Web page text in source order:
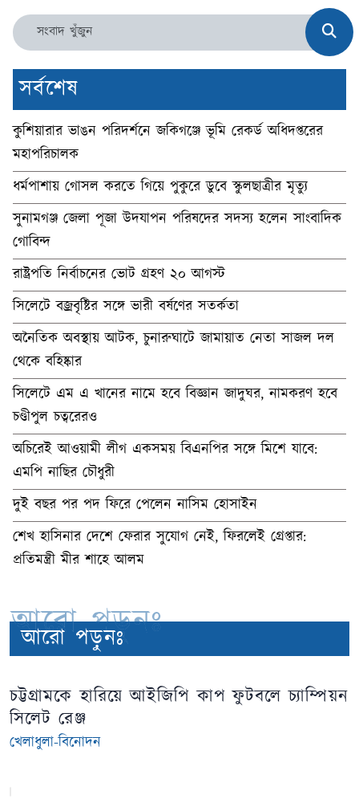
সর্বশেষ
কুশিয়ারার ভাঙন পরিদর্শনে জকিগঞ্জে ভূমি রেকর্ড অধিদপ্তরের
মহাপরিচালক
ধর্মপাশায় গোসল করতে গিয়ে পুকুরে ডুবে স্কুলছাত্রীর মৃত্যু
সুনামগঞ্জ জেলা পূজা উদযাপন পরিষদের সদস্য হলেন সাংবাদিক
গোবিন্দ
রাষ্ট্রপতি নির্বাচনের ভোট গ্রহণ ২০ আগস্ট
সিলেটে বজ্রবৃষ্টির সঙ্গে ভারী বর্ষণের সতর্কতা
অনৈতিক অবস্থায় আটক, চুনারুঘাটে জামায়াত নেতা সাজল দল
থেকে বহিষ্কার
সিলেটে এম এ খানের নামে হবে বিজ্ঞান জাদুঘর, নামকরণ হবে
চণ্ডীপুল চত্বরেরও
অচিরেই আওয়ামী লীগ একসময় বিএনপির সঙ্গে মিশে যাবে:
এমপি নাছির চৌধুরী
দুই বছর পর পদ ফিরে পেলেন নাসিম হোসাইন
শেখ হাসিনার দেশে ফেরার সুযোগ নেই, ফিরলেই গ্রেপ্তার:
প্রতিমন্ত্রী মীর শাহে আলম
আরো পড়ুনঃ
আরো পড়ুনঃ
চট্টগ্রামকে হারিয়ে আইজিপি কাপ ফুটবলে চ্যাম্পিয়ন
সিলেট রেঞ্জ
খেলাধুলা-বিনোদন